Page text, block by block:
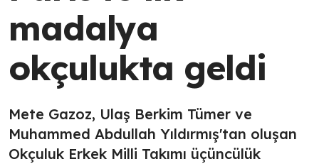
madalya
okçulukta geldi
Mete Gazoz, Ulaş Berkim Tümer ve
Muhammed Abdullah Yıldırmış'tan oluşan
Okçuluk Erkek Milli Takımı üçüncülük